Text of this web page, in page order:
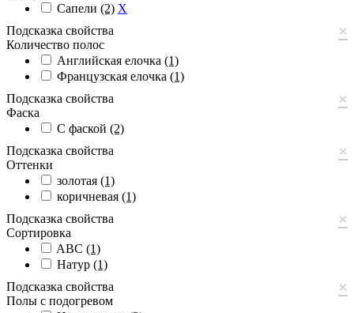
Сапели (2) X
Подсказка свойства
×
Количество полос
Английская елочка (1)
Французская елочка (1)
Подсказка свойства
×
Фаска
С фаской (2)
Подсказка свойства
×
Оттенки
золотая (1)
коричневая (1)
Подсказка свойства
×
Сортировка
ABС (1)
Натур (1)
Подсказка свойства
×
Полы с подогревом